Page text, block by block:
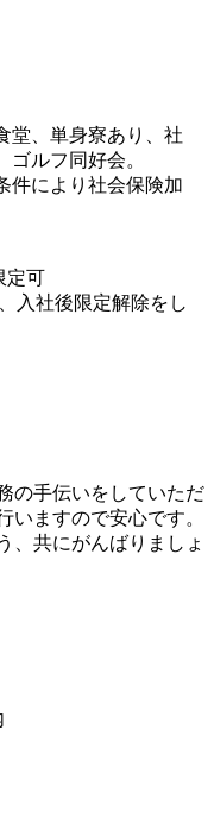
堂、単身寮あり、社
ゴルフ同好会。
件により社会保険加
定可
入社後限定解除をし
の手伝いをしていただ
いますので安心です。
、共にがんばりましょ